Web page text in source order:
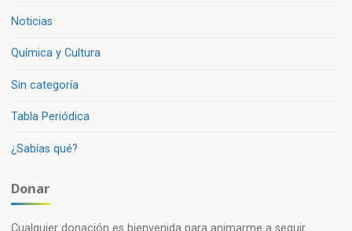
Noticias
Química y Cultura
Sin categoría
Tabla Periódica
¿Sabías qué?
Donar
Cualquier donación es bienvenida para animarme a seguir